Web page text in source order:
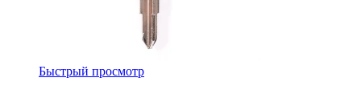
Быстрый просмотр